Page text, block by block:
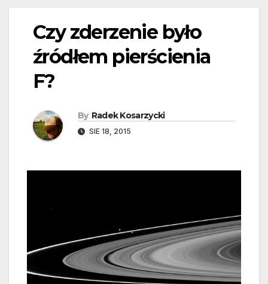
Czy zderzenie było
źródłem pierścienia
F?
By Radek Kosarzycki
SIE 18, 2015